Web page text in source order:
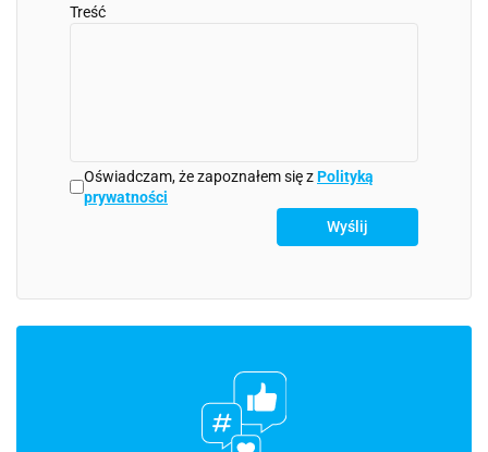
Treść
Oświadczam, że zapoznałem się zPolityką
prywatności